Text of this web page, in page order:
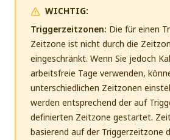
WICHTIG:
Triggerzeitzonen: Die für einen
Zeitzone ist nicht durch die
eingeschränkt. Wenn Sie jedoch
arbeitsfreie Tage verwenden,
unterschiedlichen Zeitzonen
werden entsprechend der auf
definierten Zeitzone gestartet.
basierend auf der Triggerzeitzone